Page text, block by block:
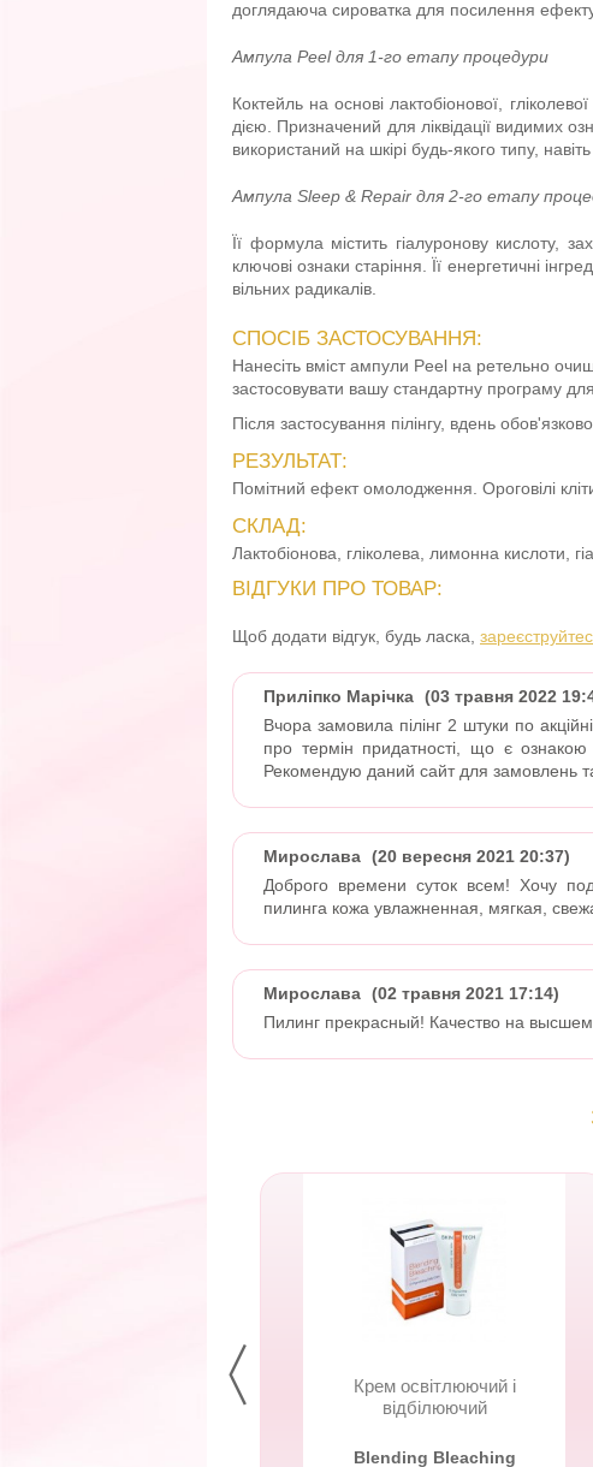
доглядаюча сироватка для посилення ефекту
Ампула Peel для 1-го етапу процедури
Коктейль на основі лактобіонової,
дією. Призначений для ліквідації видимих
використаний на шкірі будь-якого типу, навіть
Ампула Sleep & Repair для 2-го етапу
Її формула містить гіалуронову кислоту,
ключові ознаки старіння. Її енергетичні
вільних радикалів.
СПОСІБ ЗАСТОСУВАННЯ:
Нанесіть вміст ампули Peel на ретельно
застосовувати вашу стандартну програму
Після застосування пілінгу, вдень
РЕЗУЛЬТАТ:
Помітний ефект омолодження. Ороговілі
СКЛАД:
Лактобіонова, гліколева, лимонна кислоти,
ВІДГУКИ ПРО ТОВАР:
Щоб додати відгук, будь ласка,
Приліпко Марічка (03 травня 2022
Вчора замовила пілінг 2 штуки по
про термін придатності, що є
Рекомендую даний сайт для замовлень
Мирослава (20 вересня 2021 20:37)
Доброго времени суток всем! Хочу
пилинга кожа увлажненная, мягкая,
Мирослава (02 травня 2021 17:14)
Пилинг прекрасный! Качество на
Крем освітлюючий і
відбілюючий
Blending Bleaching